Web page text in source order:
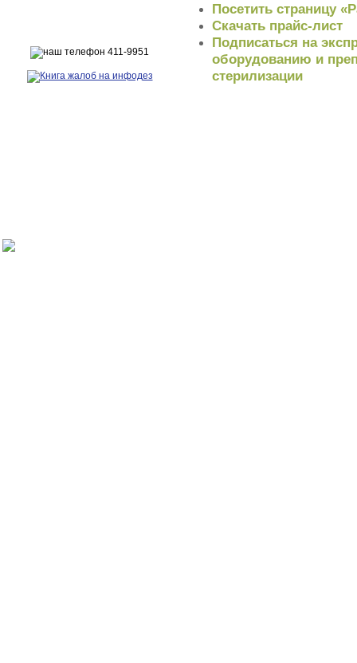
Посетить страницу
Скачать прайс-лист
Подписаться на
оборудованию и
стерилизации